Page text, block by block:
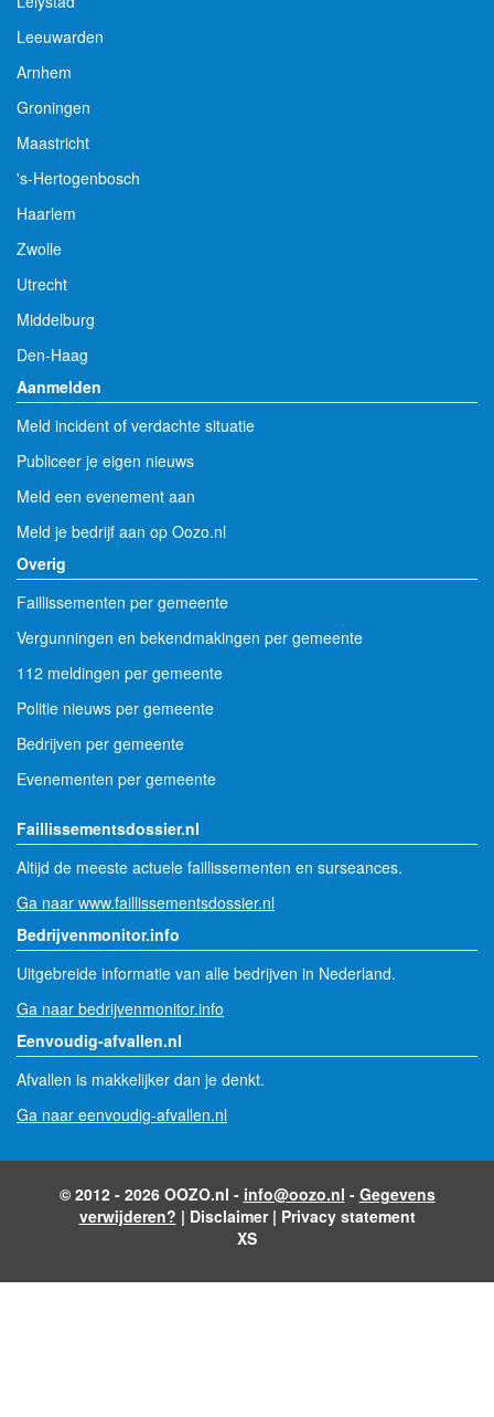
Leeuwarden
Arnhem
Groningen
Maastricht
's-Hertogenbosch
Haarlem
Zwolle
Utrecht
Middelburg
Den-Haag
Aanmelden
Meld incident of verdachte situatie
Publiceer je eigen nieuws
Meld een evenement aan
Meld je bedrijf aan op Oozo.nl
Overig
Faillissementen per gemeente
Vergunningen en bekendmakingen per gemeente
112 meldingen per gemeente
Politie nieuws per gemeente
Bedrijven per gemeente
Evenementen per gemeente
Faillissementsdossier.nl
Altijd de meeste actuele faillissementen en surseances.
Ga naar www.faillissementsdossier.nl
Bedrijvenmonitor.info
Uitgebreide informatie van alle bedrijven in Nederland.
Ga naar bedrijvenmonitor.info
Eenvoudig-afvallen.nl
Afvallen is makkelijker dan je denkt.
Ga naar eenvoudig-afvallen.nl
© 2012 - 2026 OOZO.nl - info@oozo.nl - Gegevens
verwijderen? | Disclaimer| Privacy statement
XS